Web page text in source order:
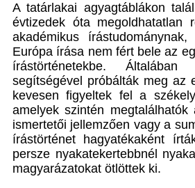
A tatárlakai agyagtáblákon
évtizedek óta megoldhatatlan
akadémikus
Európa írása nem fért bele az
írástörténetekbe.
segítségével próbálták meg az
kevesen figyeltek fel a
amelyek szintén
ismertetői jellemzően vagy a
írástörténet hagyatékaként
persze nyakatekertebbnél
magyarázatokat ötlöttek ki.